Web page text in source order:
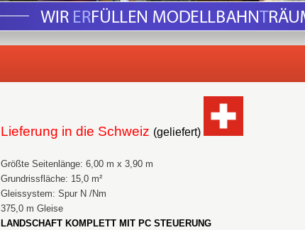
Lieferung in die Schweiz (geliefert)
Größte Seitenlänge: 6,00 m x 3,90 m
Grundrissfläche: 15,0 m²
Gleissystem: Spur N /Nm
375,0 m Gleise
LANDSCHAFT KOMPLETT MIT PC STEUERUNG